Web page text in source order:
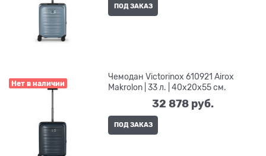
ПОД ЗАКАЗ
Нет в наличии
Чемодан Victorinox 610921 Airox
Makrolon | 33 л. | 40x20x55 см.
32 878 руб.
ПОД ЗАКАЗ